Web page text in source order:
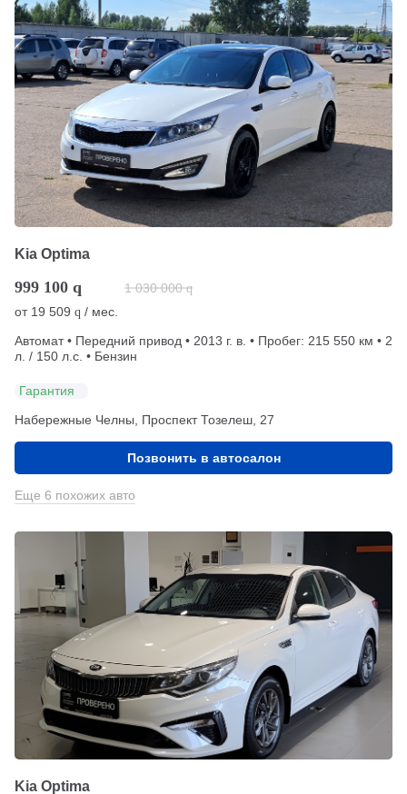
Kia Optima
999 100 q 1 030 000 q
от 19 509 q / мес.
Автомат • Передний привод • 2013 г. в. • Пробег: 215 550 км • 2
л. / 150 л.с. • Бензин
Гарантия
Набережные Челны, Проспект Тозелеш, 27
Позвонить в автосалон
Еще 6 похожих авто
Kia Optima